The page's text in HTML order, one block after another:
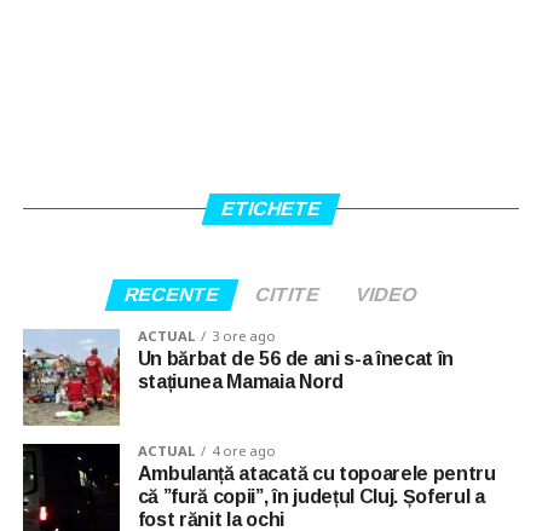
ETICHETE
RECENTE CITITE VIDEO
ACTUAL 3 ore ago
Un bărbat de 56 de ani s-a înecat în
stațiunea Mamaia Nord
ACTUAL 4 ore ago
Ambulanță atacată cu topoarele pentru
că ”fură copii”, în județul Cluj. Șoferul a
fost rănit la ochi